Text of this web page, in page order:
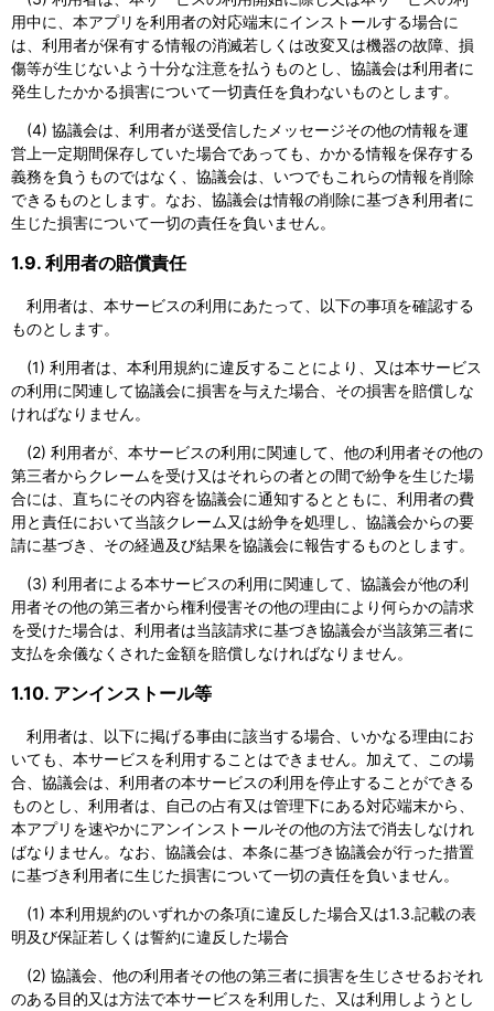
用中に、本アプリを利用者の対応端末にインストールする場合に
は、利用者が保有する情報の消滅若しくは改変又は機器の故障、損
傷等が生じないよう十分な注意を払うものとし、協議会は利用者に
発生したかかる損害について一切責任を負わないものとします。
(4) 協議会は、利用者が送受信したメッセージその他の情報を運
営上一定期間保存していた場合であっても、かかる情報を保存する
義務を負うものではなく、協議会は、いつでもこれらの情報を削除
できるものとします。なお、協議会は情報の削除に基づき利用者に
生じた損害について一切の責任を負いません。
1.9. 利用者の賠償責任
利用者は、本サービスの利用にあたって、以下の事項を確認する
ものとします。
(1) 利用者は、本利用規約に違反することにより、又は本サービス
の利用に関連して協議会に損害を与えた場合、その損害を賠償しな
ければなりません。
(2) 利用者が、本サービスの利用に関連して、他の利用者その他の
第三者からクレームを受け又はそれらの者との間で紛争を生じた場
合には、直ちにその内容を協議会に通知するとともに、利用者の費
用と責任において当該クレーム又は紛争を処理し、協議会からの要
請に基づき、その経過及び結果を協議会に報告するものとします。
(3) 利用者による本サービスの利用に関連して、協議会が他の利
用者その他の第三者から権利侵害その他の理由により何らかの請求
を受けた場合は、利用者は当該請求に基づき協議会が当該第三者に
支払を余儀なくされた金額を賠償しなければなりません。
1.10. アンインストール等
利用者は、以下に掲げる事由に該当する場合、いかなる理由にお
いても、本サービスを利用することはできません。加えて、この場
合、協議会は、利用者の本サービスの利用を停止することができる
ものとし、利用者は、自己の占有又は管理下にある対応端末から、
本アプリを速やかにアンインストールその他の方法で消去しなけれ
ばなりません。なお、協議会は、本条に基づき協議会が行った措置
に基づき利用者に生じた損害について一切の責任を負いません。
(1) 本利用規約のいずれかの条項に違反した場合又は1.3.記載の表
明及び保証若しくは誓約に違反した場合
(2) 協議会、他の利用者その他の第三者に損害を生じさせるおそれ
のある目的又は方法で本サービスを利用した、又は利用しようとし